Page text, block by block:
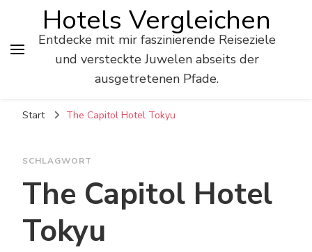
Hotels Vergleichen
Entdecke mit mir faszinierende Reiseziele
und versteckte Juwelen abseits der
ausgetretenen Pfade.
Start The Capitol Hotel Tokyu
SCHLAGWORT
The Capitol Hotel
Tokyu